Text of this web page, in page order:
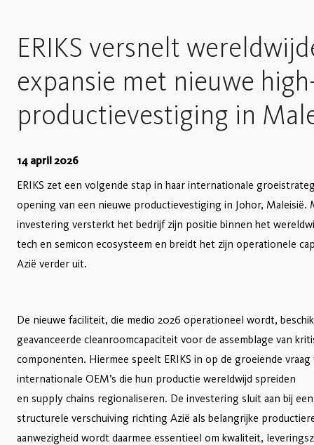
ERIKS versnelt
expansie met nieuwe
productievestiging in
14 april 2026
ERIKS zet een volgende stap in haar internationale
opening van een nieuwe productievestiging in Johor, Maleisië.
investering versterkt het bedrijf zijn positie binnen het
tech en semicon ecosysteem en breidt het zijn operationele
Azië verder uit.
De nieuwe faciliteit, die medio 2026 operationeel wordt,
geavanceerde cleanroomcapaciteit voor de assemblage van
componenten. Hiermee speelt ERIKS in op de groeiende vraag
internationale OEM’s die hun productie wereldwijd spreiden
en supply chains regionaliseren. De investering sluit aan bij een
structurele verschuiving richting Azië als belangrijke
aanwezigheid wordt daarmee essentieel om kwaliteit,